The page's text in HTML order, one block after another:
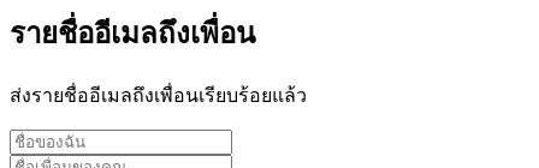
รายชื่ออีเมลถึงเพื่อน
ส่งรายชื่ออีเมลถึงเพื่อนเรียบร้อยแล้ว